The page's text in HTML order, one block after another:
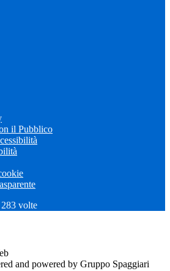
il Pubblico
283 volte
and powered by Gruppo Spaggiari